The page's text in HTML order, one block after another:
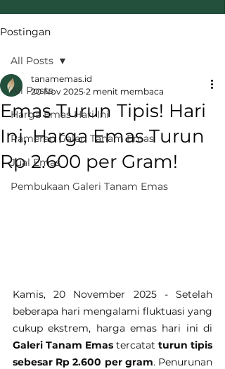
Postingan
All Posts
Harga Emas Hari Ini
Pameran Galeri Tanam Emas
Jual Emas
Pembukaan Galeri Tanam Emas
All Posts
Emas Turun Tipis! Hari
Ini, Harga Emas Turun
Rp 2.600 per Gram!
tanamemas.id
20 Nov 2025 2 menit membaca
Kamis, 20 November 2025 - Setelah
beberapa hari mengalami fluktuasi yang
Galeri Tanam Emas tercatat turun tipis
sebesar Rp 2.600 per gram. Penurunan